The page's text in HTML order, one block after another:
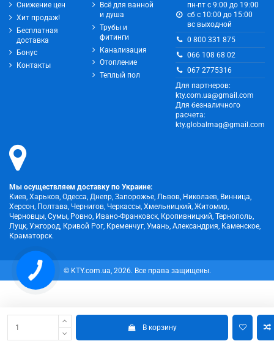
В корзину
Снижение цен
Хит продаж!
Бесплатная
доставка
Бонус
Контакты
Всё для ванной
и душа
Трубы и
фитинги
Канализация
Отопление
Теплый пол
пн-пт с 9:00 до 19:00
сб с 10:00 до 15:00
вс выходной
0 800 331 875
066 108 68 02
067 2775316
Для партнеров:
kty.com.ua@gmail.com
Для безналичного
расчета:
kty.globalmag@gmail.com
Мы осуществляем доставку по Украине:
Киев, Харьков, Одесса, Днепр, Запорожье, Львов, Николаев, Винница,
Херсон, Полтава, Чернигов, Черкассы, Хмельницкий, Житомир,
Черновцы, Сумы, Ровно, Ивано-Франковск, Кропивницкий, Тернополь,
Луцк, Ужгород, Кривой Рог, Кременчуг, Умань, Александрия, Каменское,
Краматорск.
© KTY.com.ua, 2026. Все права защищены.